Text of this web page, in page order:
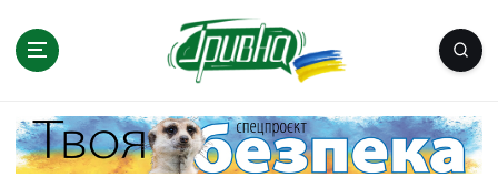
Миколаїв, Одеса, Мелітополь